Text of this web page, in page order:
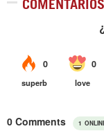
COMENTARIOS